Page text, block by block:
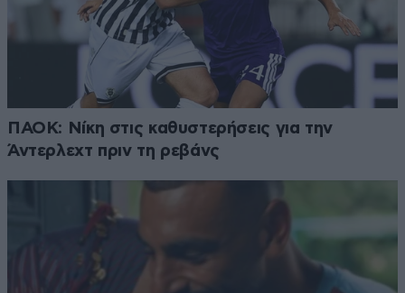
ΠΑΟΚ: Νίκη στις καθυστερήσεις για την
Άντερλεχτ πριν τη ρεβάνς